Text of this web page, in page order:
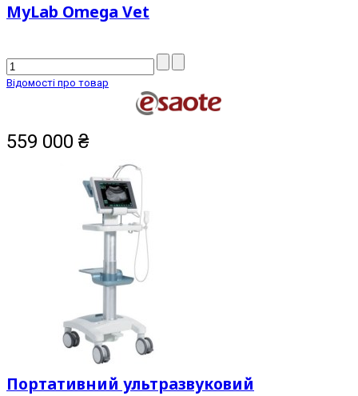
MyLab Omega Vet
Відомості про товар
559 000 ₴
Портативний ультразвуковий